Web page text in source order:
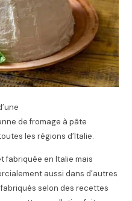
de fromage à pâte
les régions d’Italie.
fabriquée en Italie mais
aussi dans d’autres
selon des recettes